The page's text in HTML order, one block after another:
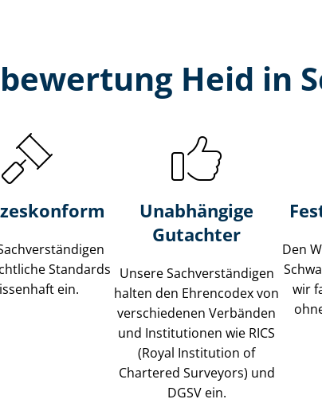
Heid in
Standards
ein.
Unabhängige
Gutachter
Unsere Sach­ver­stän­di­gen
halten den Ehrencodex von
verschiedenen Verbänden
und Institutionen wie RICS
(Royal Institution of
Chartered Surveyors) und
DGSV ein.
Den
wir